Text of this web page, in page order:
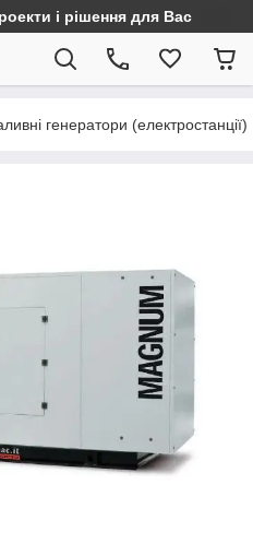
і рішення для Вас
генератори (електростанції)